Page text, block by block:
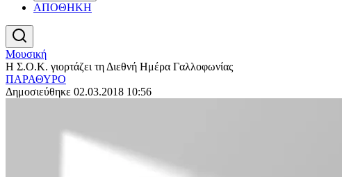
ΑΠΟΘΗΚΗ
Μουσική
Η Σ.Ο.Κ. γιορτάζει τη Διεθνή Ημέρα Γαλλοφωνίας
ΠΑΡΑΘΥΡΟ
Δημοσιεύθηκε 02.03.2018 10:56